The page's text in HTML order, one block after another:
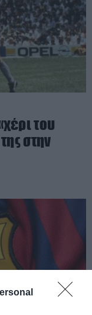
του
στην